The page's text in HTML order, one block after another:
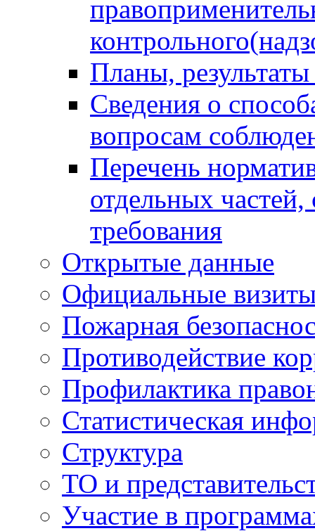
Планы,
Сведения о
вопросам
Перечень
отдельных
требования
Открытые данные
Официальные
Пожарная
Противодействие
Профилактика
Статистическая
Структура
ТО и
Участие в